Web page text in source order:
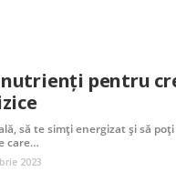
nutrienți pentru
să te simți energizat și să
care…
2023